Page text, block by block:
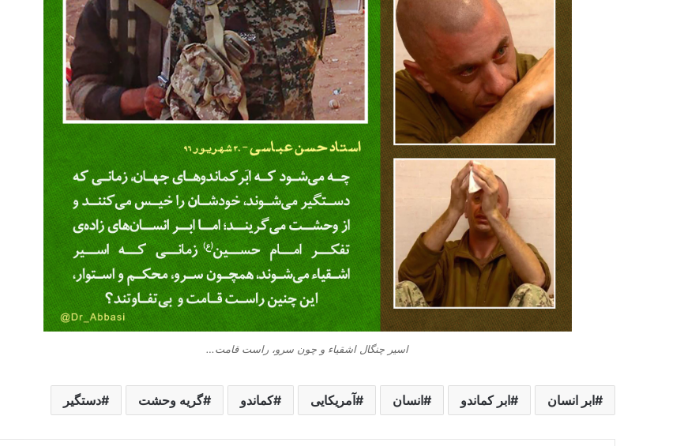
اسیر چنگال اشقیاء و چون سرو، راست قامت…
ابر انسان ابر کماندو انسان آمریکایی کماندو گریه وحشت دستگیر